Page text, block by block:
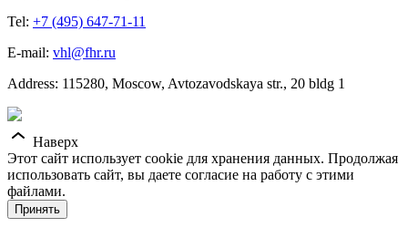
Tel: +7 (495) 647-71-11
E-mail: vhl@fhr.ru
Address: 115280, Moscow, Avtozavodskaya str., 20 bldg 1
Наверх
Этот сайт использует cookie для хранения данных. Продолжая
использовать сайт, вы даете согласие на работу с этими
файлами.
Принять